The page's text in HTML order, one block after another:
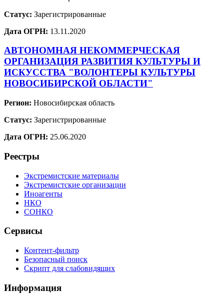
Статус: Зарегистрированные
Дата ОГРН: 13.11.2020
АВТОНОМНАЯ НЕКОММЕРЧЕСКАЯ
ОРГАНИЗАЦИЯ РАЗВИТИЯ КУЛЬТУРЫ И
ИСКУССТВА "ВОЛОНТЕРЫ КУЛЬТУРЫ
НОВОСИБИРСКОЙ ОБЛАСТИ"
Регион: Новосибирская область
Статус: Зарегистрированные
Дата ОГРН: 25.06.2020
Реестры
Экстремистские материалы
Экстремистские организации
Иноагенты
НКО
СОНКО
Сервисы
Контент-фильтр
Безопасный поиск
Скрипт для слабовидящих
Информация